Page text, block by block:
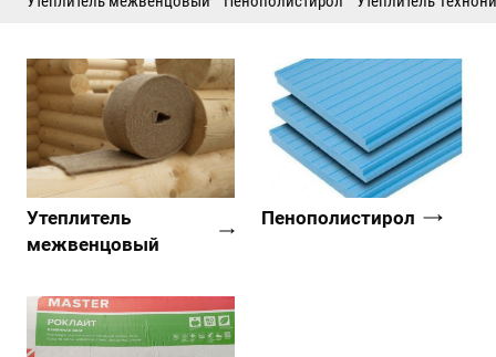
Утеплитель
межвенцовый
Пенополистирол